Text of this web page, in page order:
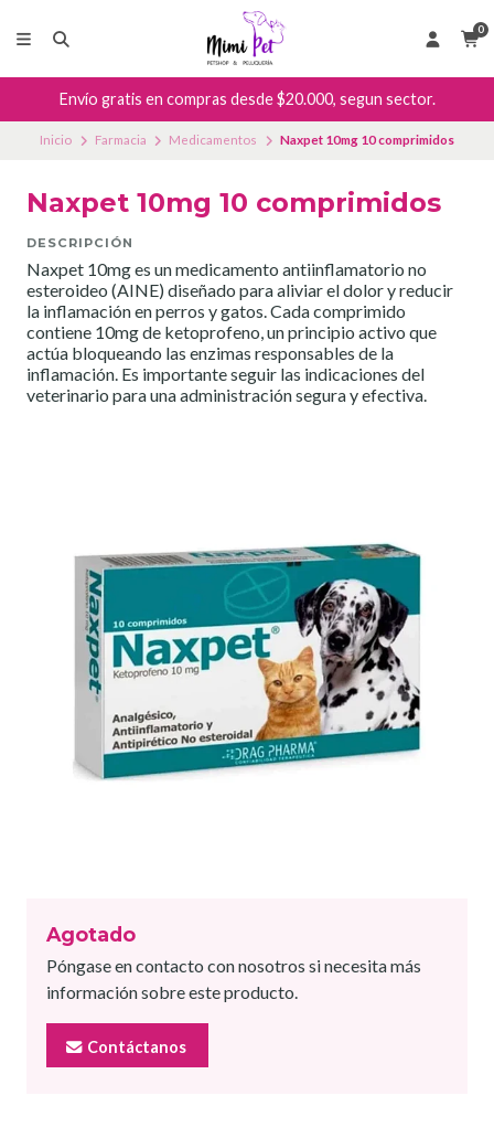
0
Envío gratis en compras desde $20.000, segun sector.
Inicio Farmacia Medicamentos Naxpet 10mg 10 comprimidos
Naxpet 10mg 10 comprimidos
DESCRIPCIÓN
Naxpet 10mg es un medicamento antiinflamatorio no
esteroideo (AINE) diseñado para aliviar el dolor y reducir
la inflamación en perros y gatos. Cada comprimido
contiene 10mg de ketoprofeno, un principio activo que
actúa bloqueando las enzimas responsables de la
inflamación. Es importante seguir las indicaciones del
veterinario para una administración segura y efectiva.
Agotado
Póngase en contacto con nosotros si necesita más
información sobre este producto.
Contáctanos